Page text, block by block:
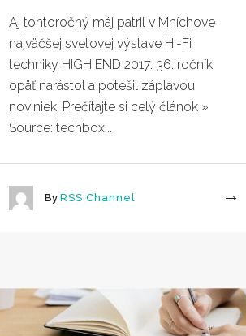
Aj tohtoročný máj patril v Mníchove
najväčšej svetovej výstave Hi-Fi
techniky HIGH END 2017. 36. ročník
opäť narástol a potešil záplavou
noviniek. Prečítajte si celý článok »
Source: techbox...
By RSS Channel